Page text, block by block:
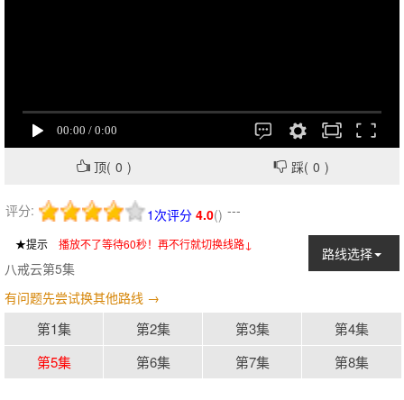
顶( 0 ) 踩( 0 )
评分: 4.0(
1次评分 ) ---
★提示 播放不了等待60秒！再不行就切换线路↓
路线选择
八戒云第5集
有问题先尝试换其他路线 →
第1集 第2集 第3集
第4集
第5集
第6集 第7集 第8集